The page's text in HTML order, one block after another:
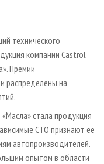
технического
компании Castrol
Премии
распределены на
стала продукция
СТО признают ее
автопроизводителей.
опытом в области